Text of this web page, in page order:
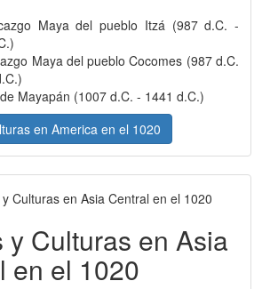
Maya del pueblo Itzá (987 d.C. -
Maya del pueblo Cocomes (987 d.C.
Mayapán (1007 d.C. - 1441 d.C.)
en America en el 1020
y Culturas en Asia
en el 1020